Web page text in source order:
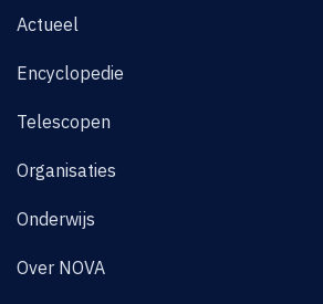
Actueel
Encyclopedie
Telescopen
Organisaties
Onderwijs
Over NOVA